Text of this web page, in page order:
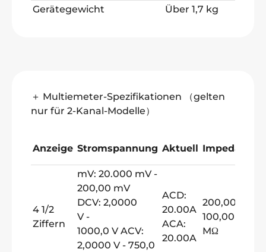
Gerätegewicht
Über 1,7 kg
＋ Multiemeter-Spezifikationen （gelten
nur für 2-Kanal-Modelle）
Anzeige Stromspannung Aktuell Impedanz
4 1/2
Ziffern
mV: 20.000 mV -
200,00 mV
DCV: 2,0000
V -
1000,0 V ACV:
2,0000 V - 750,0
ACD:
20.00A
ACA:
20.00A
200,00 Ω -
100,00
MΩ